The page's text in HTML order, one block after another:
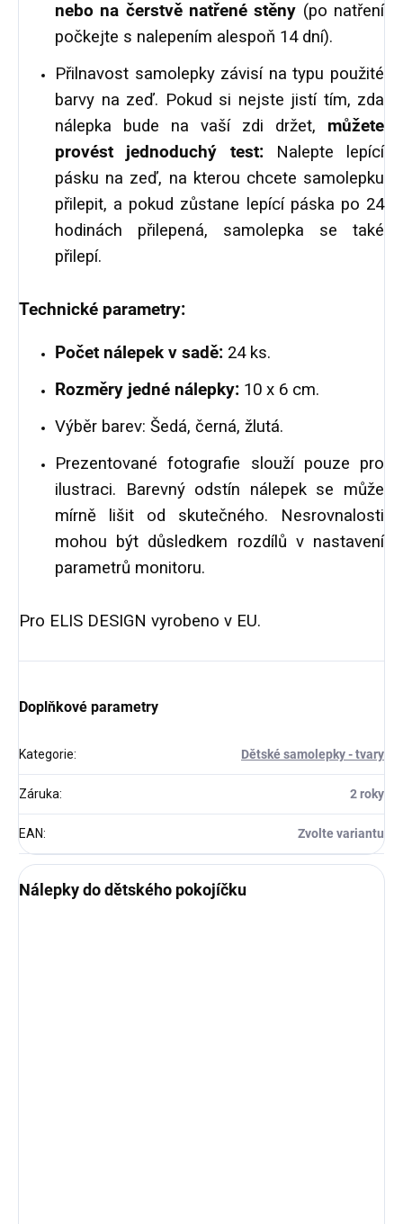
nebo na čerstvě natřené stěny (po natření
počkejte s nalepením alespoň 14 dní).
Přilnavost samolepky závisí na typu použité
barvy na zeď. Pokud si nejste jistí tím, zda
nálepka bude na vaší zdi držet, můžete
provést jednoduchý test:Nalepte lepící
pásku na zeď, na kterou chcete samolepku
přilepit, a pokud zůstane lepící páska po 24
hodinách přilepená, samolepka se také
přilepí.
Technické parametry:
Počet nálepek v sadě: 24 ks.
Rozměry jedné nálepky: 10 x 6 cm.
Výběr barev: Šedá, černá, žlutá.
Prezentované fotografie slouží pouze pro
ilustraci. Barevný odstín nálepek se může
mírně lišit od skutečného. Nesrovnalosti
mohou být důsledkem rozdílů v nastavení
parametrů monitoru.
Pro ELIS DESIGN vyrobeno v EU.
Doplňkové parametry
Kategorie: Dětské samolepky - tvary
Záruka: 2 roky
EAN: Zvolte variantu
Nálepky do dětského pokojíčku